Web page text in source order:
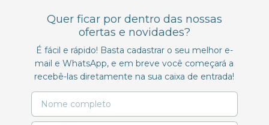
Quer ficar por dentro das nossas
ofertas e novidades?
É fácil e rápido! Basta cadastrar o seu melhor e-
mail e WhatsApp, e em breve você começará a
recebê-las diretamente na sua caixa de entrada!